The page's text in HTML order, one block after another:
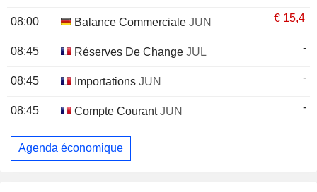
08:00 Balance Commerciale JUN € 15,4
08:45 Réserves De Change JUL -
08:45 Importations JUN -
08:45 Compte CourantJUN -
Agenda économique